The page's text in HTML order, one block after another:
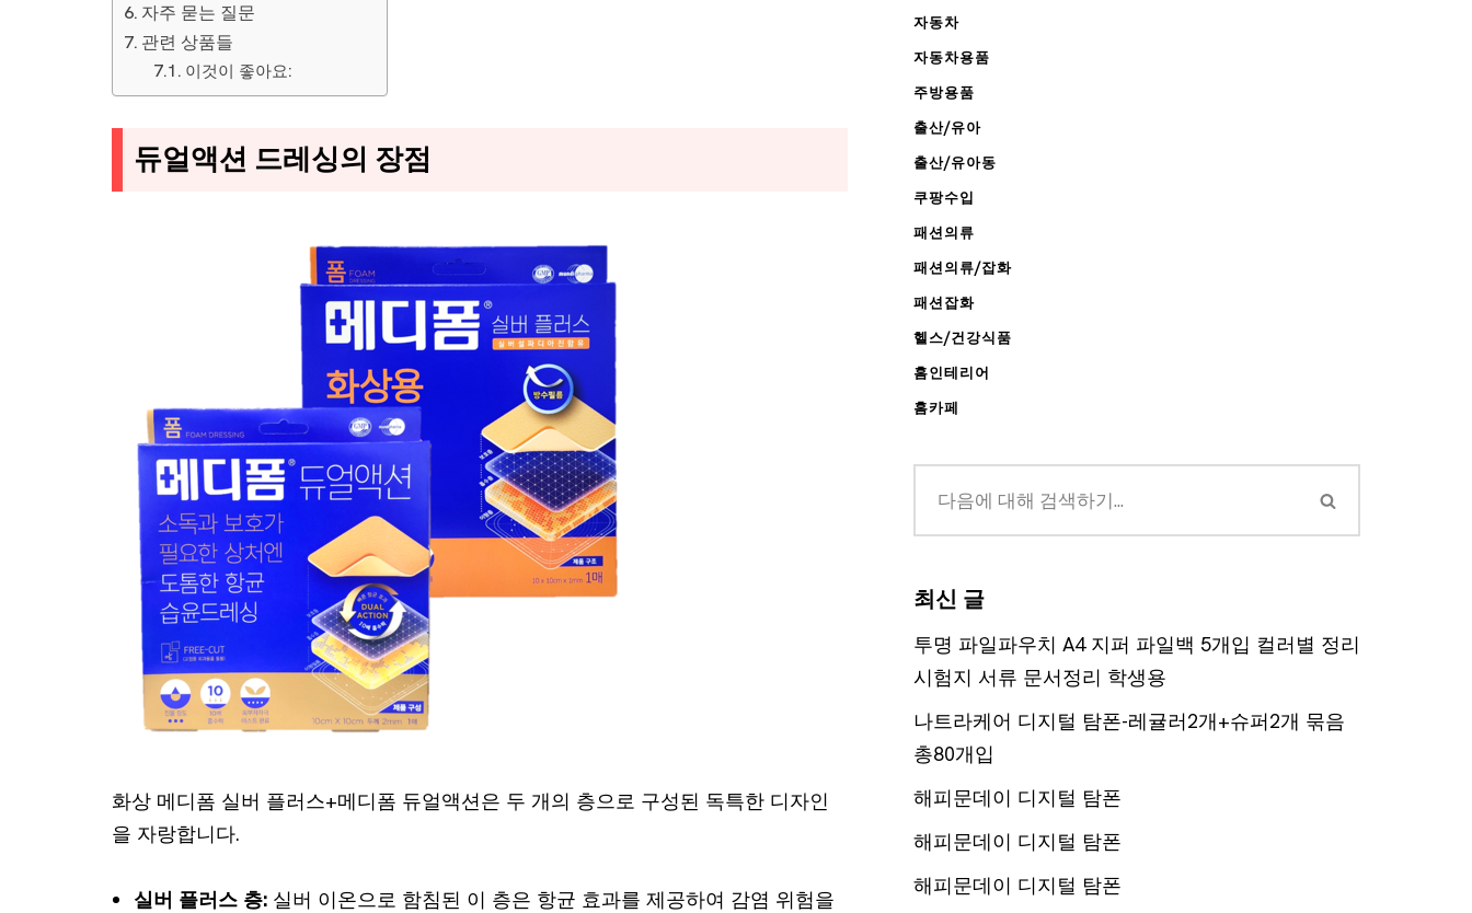
자주 묻는 질문
관련 상품들
이것이 좋아요:
듀얼액션 드레싱의 장점
화상 메디폼 실버 플러스+메디폼 듀얼액션은 두 개의 층으로 구성된 독특한 디자인
을 자랑합니다.
실버 플러스 층: 실버 이온으로 함침된 이 층은 항균 효과를 제공하여 감염 위험을
자동차
자동차용품
주방용품
출산/유아
출산/유아동
쿠팡수입
패션의류
패션의류/잡화
패션잡화
헬스/건강식품
홈인테리어
홈카페
최신 글
투명 파일파우치 A4 지퍼 파일백 5개입 컬러별 정리
시험지 서류 문서정리 학생용
나트라케어 디지털 탐폰-레귤러2개+슈퍼2개 묶음
총80개입
해피문데이 디지털 탐폰
해피문데이 디지털 탐폰
해피문데이 디지털 탐폰